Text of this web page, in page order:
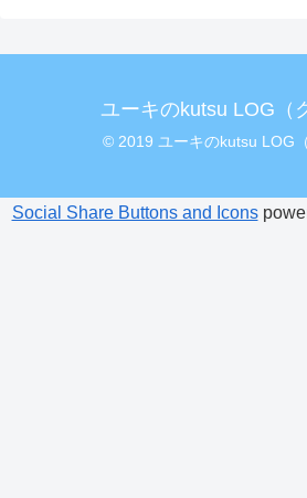
ユーキのkutsu LOG（
© 2019 ユーキのkutsu LOG
Social Share Buttons and Icons